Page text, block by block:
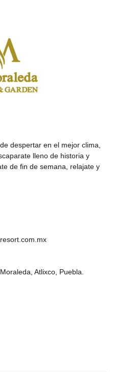
despertar en el mejor clima,
lleno de historia y
de fin de semana, relajate y
Atlixco, Puebla.